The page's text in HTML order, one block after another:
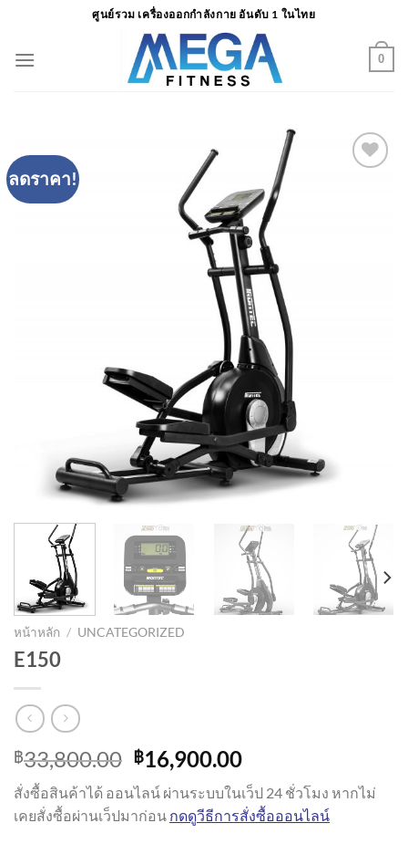
ศูนย์รวม เครื่องออกกำลังกาย อันดับ 1 ในไทย
0
ลดราคา!
หน้าหลัก / UNCATEGORIZED
E150
฿33,800.00 Original
price
was:
฿33,800.00.
฿16,900.00Current
price
is:
฿16,900.00.
สั่งซื้อสินค้าได้ ออนไลน์ ผ่านระบบในเว็ป 24 ชั่วโมง หากไม่
เคยสั่งซื้อผ่านเว็ปมาก่อน กดดูวีธีการสั่งซื้อออนไลน์